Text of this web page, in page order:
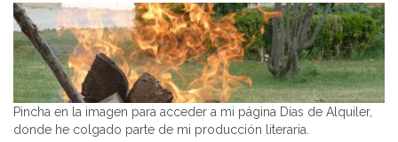
Pincha en la imagen para acceder a mi página Días de Alquiler,
donde he colgado parte de mi producción literaria.